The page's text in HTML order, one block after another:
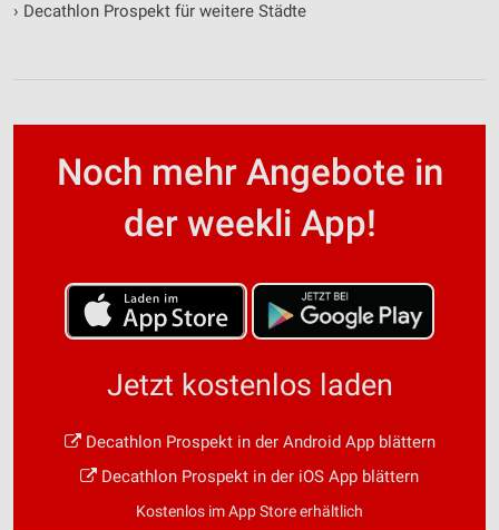
› Decathlon Prospekt für weitere Städte
Noch mehr Angebote in
der weekli App!
Jetzt kostenlos laden
Decathlon Prospekt in der Android App blättern
Decathlon Prospekt in der iOS App blättern
Kostenlos im App Store erhältlich